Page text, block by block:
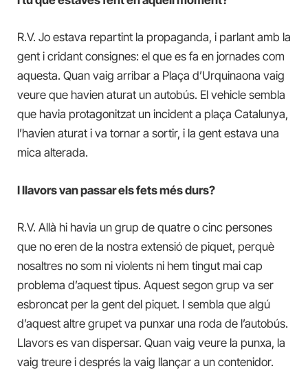
R.V. Jo estava repartint la propaganda, i parlant amb la
gent i cridant consignes: el que es fa en jornades com
aquesta. Quan vaig arribar a Plaça d’Urquinaona vaig
veure que havien aturat un autobús. El vehicle sembla
que havia protagonitzat un incident a plaça Catalunya,
l’havien aturat i va tornar a sortir, i la gent estava una
mica alterada.
I llavors van passar els fets més durs?
R.V. Allà hi havia un grup de quatre o cinc persones
que no eren de la nostra extensió de piquet, perquè
nosaltres no som ni violents ni hem tingut mai cap
problema d’aquest tipus. Aquest segon grup va ser
esbroncat per la gent del piquet. I sembla que algú
d’aquest altre grupet va punxar una roda de l’autobús.
Llavors es van dispersar. Quan vaig veure la punxa, la
vaig treure i després la vaig llançar a un contenidor.